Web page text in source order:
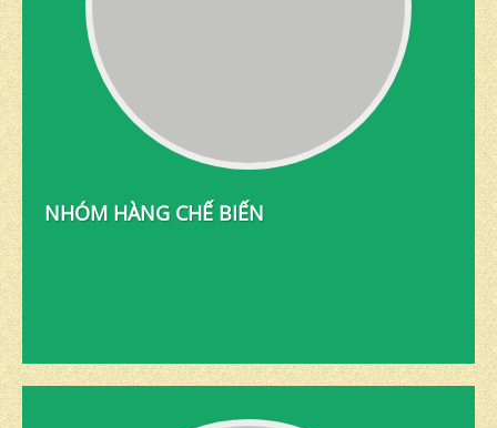
NHÓM HÀNG CHẾ BIẾN